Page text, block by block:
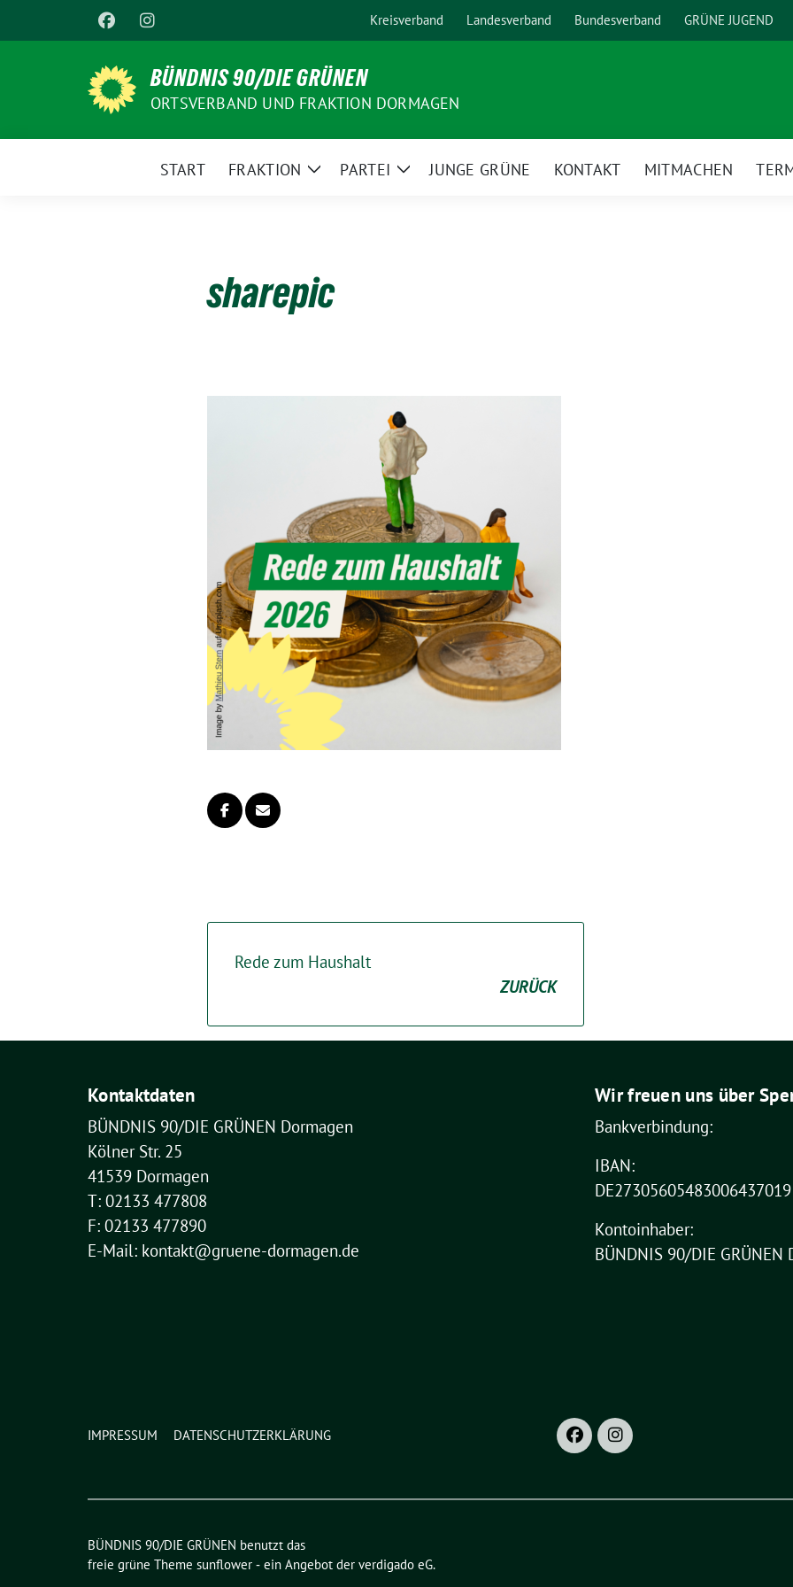
zum
Kreisverband Landesverband Bundesverband GRÜNE JUGEND
BÜNDNIS 90/DIE GRÜNEN
ORTSVERBAND UND FRAKTION DORMAGEN
START FRAKTION
ZeigePARTEI
ZeigeJUNGE GRÜNE KONTAKT MITMACHEN
sharepic
Rede zum Haushalt
ZURÜCK
Kontaktdaten
BÜNDNIS 90/DIE GRÜNEN Dormagen
Kölner Str. 25
41539 Dormagen
T: 02133 477808
F: 02133 477890
E-Mail: kontakt@gruene-dormagen.de
Wir freuen uns über
Bankverbindung:
IBAN:
DE27305605483006437019
Kontoinhaber:
BÜNDNIS 90/DIE GRÜNEN
IMPRESSUM DATENSCHUTZERKLÄRUNG
BÜNDNIS 90/DIE GRÜNEN benutzt das
freie grüne Theme sunflower ‐ ein Angebot der verdigado eG.